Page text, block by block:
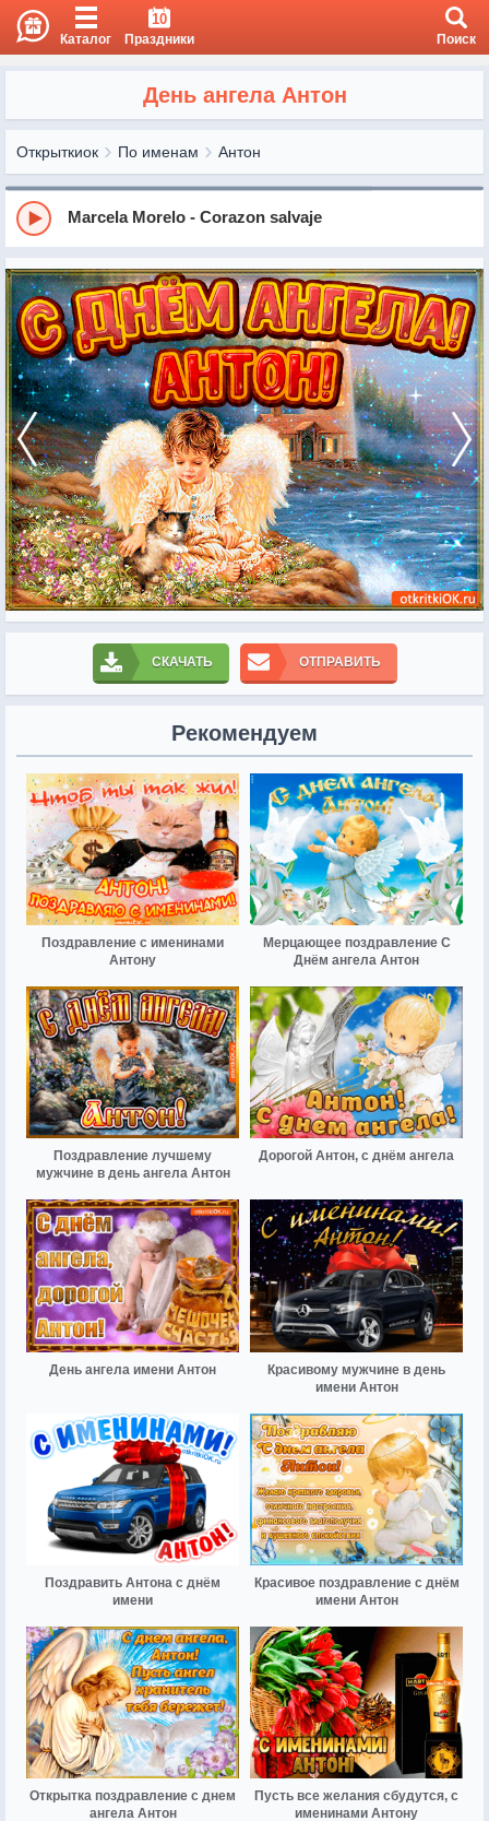
Каталог
10
Праздники Поиск
День ангела Антон
Открыткиок По именам Антон
Marcela Morelo - Corazon salvaje
СКАЧАТЬ ОТПРАВИТЬ
Рекомендуем
Поздравление с именинами
Антону
Мерцающее поздравление С
Днём ангела Антон
Поздравление лучшему
мужчине в день ангела Антон
Дорогой Антон, с днём ангела
День ангела имени Антон
Красивому мужчине в день
имени Антон
Поздравить Антона с днём
имени
Красивое поздравление с днём
имени Антон
Открытка поздравление с днем
ангела Антон
Пусть все желания сбудутся, с
именинами Антону